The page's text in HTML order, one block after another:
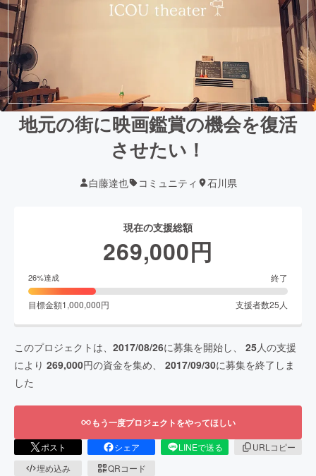
地元の街に映画鑑賞の機会を復活
させたい！
白藤達也 コミュニティ 石川県
現在の支援総額
269,000円
26%達成 終了
目標金額1,000,000円 支援者数25 人
このプロジェクトは、 2017/08/26に募集を開始し、 25人の支援
により 269,000円の資金を集め、 2017/09/30に募集を終了しま
した
もう一度プロジェクトをやってほしい
ポスト シェア LINEで送る
URLコピー
埋め込み
QRコード